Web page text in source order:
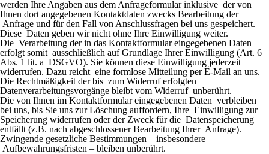
werden Ihre Angaben aus dem Anfrageformular inklusive der von
Ihnen dort angegebenen Kontaktdaten zwecks Bearbeitung der
Anfrage und für den Fall von Anschlussfragen bei uns gespeichert.
Diese Daten geben wir nicht ohne Ihre Einwilligung weiter.
Die Verarbeitung der in das Kontaktformular eingegebenen Daten
erfolgt somit ausschließlich auf Grundlage Ihrer Einwilligung (Art. 6
Abs. 1 lit. a DSGVO). Sie können diese Einwilligung jederzeit
widerrufen. Dazu reicht eine formlose Mitteilung per E-Mail an uns.
Die Rechtmäßigkeit der bis zum Widerruf erfolgten
Datenverarbeitungsvorgänge bleibt vom Widerruf unberührt.
Die von Ihnen im Kontaktformular eingegebenen Daten verbleiben
bei uns, bis Sie uns zur Löschung auffordern, Ihre Einwilligung zur
Speicherung widerrufen oder der Zweck für die Datenspeicherung
entfällt (z.B. nach abgeschlossener Bearbeitung Ihrer Anfrage).
Zwingende gesetzliche Bestimmungen – insbesondere
Aufbewahrungsfristen – bleiben unberührt.